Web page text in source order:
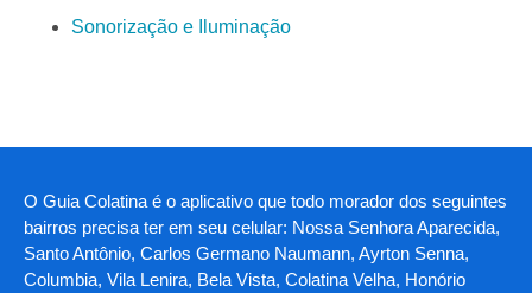
Sonorização e Iluminação
O Guia Colatina é o aplicativo que todo morador dos seguintes
bairros precisa ter em seu celular: Nossa Senhora Aparecida,
Santo Antônio, Carlos Germano Naumann, Ayrton Senna,
Columbia, Vila Lenira, Bela Vista, Colatina Velha, Honório